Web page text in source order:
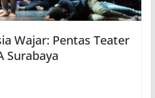
Wajar: Pentas Teater
Surabaya